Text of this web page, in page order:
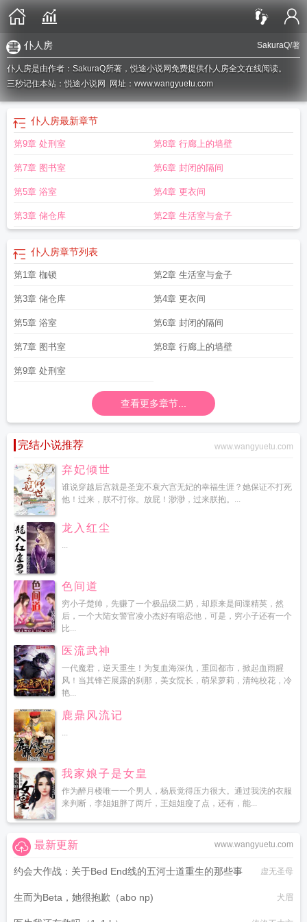
SakuraQ/著
仆人房
仆人房是由作者：SakuraQ所著，悦途小说网免费提供仆人房全文在线阅读。
三秒记住本站：悦途小说网 网址：www.wangyuetu.com
仆人房最新章节
第9章 处刑室 第8章 行廊上的墙壁
第7章 图书室 第6章 封闭的隔间
第5章 浴室 第4章 更衣间
第3章 储仓库 第2章 生活室与盒子
仆人房章节列表
第1章 枷锁 第2章 生活室与盒子
第3章 储仓库 第4章 更衣间
第5章 浴室 第6章 封闭的隔间
第7章 图书室 第8章 行廊上的墙壁
第9章 处刑室
查看更多章节...
完结小说推荐 www.wangyuetu.com
弃妃倾世
谁说穿越后宫就是圣宠不衰六宫无妃的幸福生涯？她保证不打死
他！过来，朕不打你。放屁！渺渺，过来朕抱。...
龙入红尘
...
色间道
穷小子楚帅，先赚了一个极品级二奶，却原来是间谍精英，然
后，一个大陆女警官凌小杰好有暗恋他，可是，穷小子还有一个
比...
医流武神
一代魔君，逆天重生！为复血海深仇，重回都市，掀起血雨腥
风！当其锋芒展露的刹那，美女院长，萌呆萝莉，清纯校花，冷
艳...
鹿鼎风流记
...
我家娘子是女皇
作为醉月楼唯一一个男人，杨辰觉得压力很大。通过我洗的衣服
来判断，李姐姐胖了两斤，王姐姐瘦了点，还有，能...
www.wangyuetu.com
最新更新
约会大作战：关于Bed End线的五河士道重生的那些事 虚无圣母
生而为Beta，她很抱歉（abo np) 犬眉